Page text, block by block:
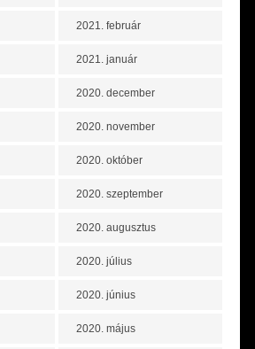
2021. február
2021. január
2020. december
2020. november
2020. október
2020. szeptember
2020. augusztus
2020. július
2020. június
2020. május